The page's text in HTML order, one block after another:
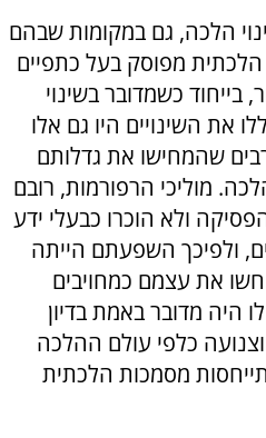
הלכה, גם במקומות שבהם
מפוסק בעל כתפיים
כשמדובר בשינוי
את השינויים היו גם אלו
שהמחישו את גדלותם
מוליכי הרפורמות, רובם
ולא הוכרו כבעלי ידע
ולפיכך השפעתם הייתה
את עצמם כמחויבים
היה מדובר באמת בדיון
כלפי עולם ההלכה
מסמכות הלכתית